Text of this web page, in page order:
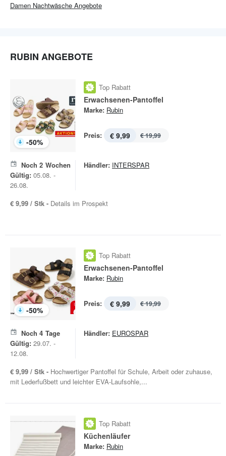
Damen Nachtwäsche Angebote
RUBIN ANGEBOTE
-50%
Top Rabatt
Erwachsenen-Pantoffel
Marke: Rubin
Preis: € 9,99 € 19,99
Noch 2 Wochen
Gültig: 05.08. -
26.08.
Händler: INTERSPAR
€ 9,99 / Stk - Details im Prospekt
-50%
Top Rabatt
Erwachsenen-Pantoffel
Marke: Rubin
Preis: € 9,99 € 19,99
Noch 4 Tage
Gültig: 29.07. -
12.08.
Händler: EUROSPAR
€ 9,99 / Stk - Hochwertiger Pantoffel für Schule, Arbeit oder zuhause,
mit Lederfußbett und leichter EVA-Laufsohle,...
Top Rabatt
Küchenläufer
Marke: Rubin